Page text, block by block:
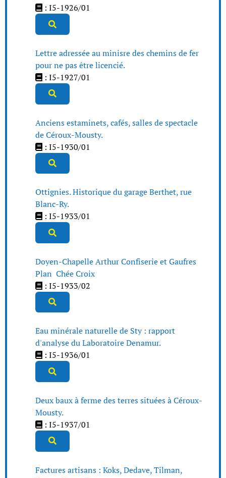
: I5-1926/01
Lettre adressée au minisre des chemins de fer
pour ne pas être licencié.
: I5-1927/01
Anciens estaminets, cafés, salles de spectacle
de Céroux-Mousty.
: I5-1930/01
Ottignies. Historique du garage Berthet, rue
Blanc-Ry.
: I5-1933/01
Doyen-Chapelle Arthur Confiserie et Gaufres
Plan Chée Croix
: I5-1933/02
Eau minérale naturelle de Sty : rapport
d'analyse du Laboratoire Denamur.
: I5-1936/01
Deux baux à ferme des terres situées à Céroux-
Mousty.
: I5-1937/01
Factures artisans : Koks, Dedave, Tilman,